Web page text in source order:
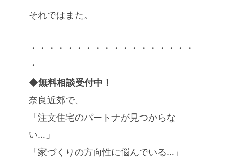
それではまた。
・・・・・・・・・・・・・・・・・・
・
◆無料相談受付中！
奈良近郊で、
「注文住宅のパートナが見つからな
い…」
「家づくりの方向性に悩んでいる…」